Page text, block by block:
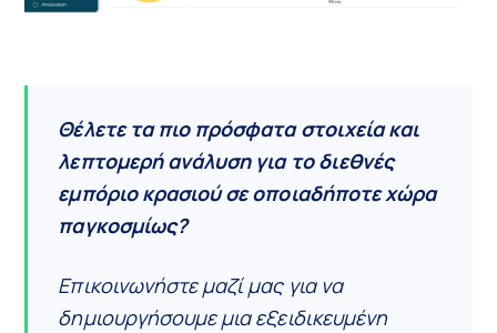
Θέλετε τα πιο πρόσφατα στοιχεία και
λεπτομερή ανάλυση για το διεθνές
εμπόριο κρασιού σε οποιαδήποτε χώρα
παγκοσμίως?
Επικοινωνήστε μαζί μας για να
δημιουργήσουμε μια εξειδικευμένη